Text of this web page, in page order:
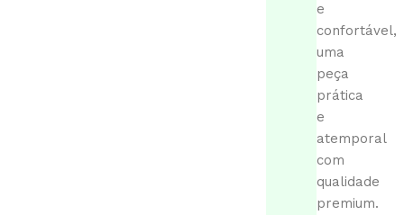
e
confortável,
uma
peça
prática
e
atemporal
com
qualidade
premium.